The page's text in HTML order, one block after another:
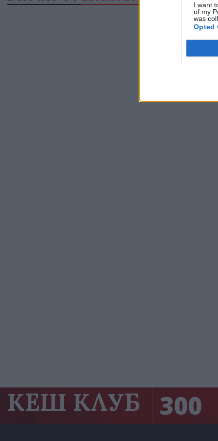
I want
of my
was
Opted
КЕШ КЛУБ 300